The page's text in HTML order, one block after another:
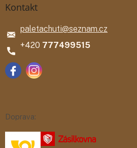
Kontakt
paletachuti@seznam.cz
777499515
Doprava: